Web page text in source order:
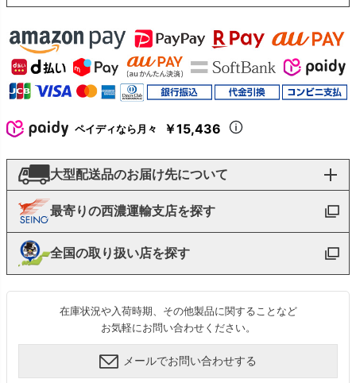
ペイディなら月々 ￥15,436
大型配送品のお届け先について
最寄りの西濃運輸支店を探す
全国の取り扱い店を探す
在庫状況や入荷時期、その他製品に関することなど
お気軽にお問い合わせください。
メールでお問い合わせする